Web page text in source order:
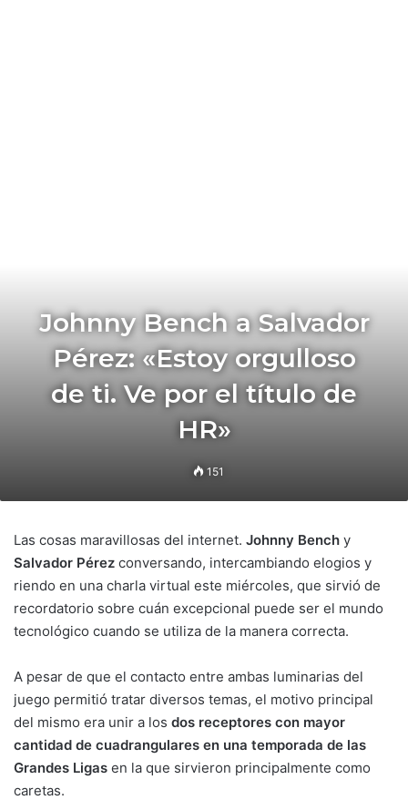
Johnny Bench a Salvador
Pérez: «Estoy orgulloso
de ti. Ve por el título de
HR»
151
Las cosas maravillosas del internet. Johnny Bench y
Salvador Pérez conversando, intercambiando elogios y
riendo en una charla virtual este miércoles, que sirvió de
recordatorio sobre cuán excepcional puede ser el mundo
tecnológico cuando se utiliza de la manera correcta.
A pesar de que el contacto entre ambas luminarias del
juego permitió tratar diversos temas, el motivo principal
del mismo era unir a los dos receptores con mayor
cantidad de cuadrangulares en una temporada de las
Grandes Ligas en la que sirvieron principalmente como
caretas.